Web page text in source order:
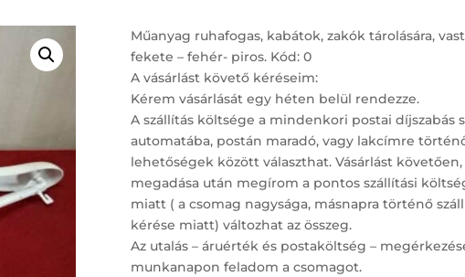
Műanyag ruhafogas, kabátok, zakók tárolására,
fekete – fehér- piros. Kód: 0
A vásárlást követő kéréseim:
Kérem vásárlását egy héten belül rendezze.
A szállítás költsége a mindenkori postai díjszabás
automatába, postán maradó, vagy lakcímre
lehetőségek között választhat. Vásárlást követően,
megadása után megírom a pontos szállítási
miatt ( a csomag nagysága, másnapra történő
kérése miatt) változhat az összeg.
Az utalás – áruérték és postaköltség –
munkanapon feladom a csomagot.